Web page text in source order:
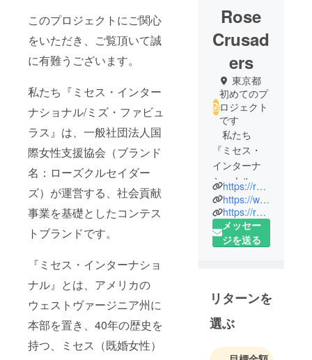
このプロジェクトにご関心
をいただき、ご覧頂いて誠
に有難うございます。
私たち『ミセス・インター
ナショナル/ミズ・ファビュ
ラス』は、一般社団法人国
際女性支援協会（ブランド
名：ローズクルセイダー
ズ）が運営する、社会貢献
事業を基礎としたコンテス
トブランドです。
『ミセス・インターナショ
ナル』とは、アメリカの
ウェストヴァージニア州に
本部を置き、40年の歴史を
持つ、ミセス（既婚女性）
Rose
Crusad
ers
東京都
初めてのプ
ロジェクト
です
私たち
『ミセス・
インターナ
ショナル・
ジャパン』
は、一般社
団法人国際
女性支援協
ズ）が日本
に創設し
た、既婚女
性（ミセ
https://rosecrusaders.com/
https://www.mrsjapaninternational.com/
https://rosecrusaders.com/lp2021/
メッセー
ジを送る
リターンを
選ぶ